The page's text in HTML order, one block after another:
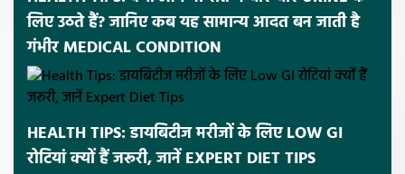
लिए उठते हैं? जानिए कब यह सामान्य आदत बन जाती है
गंभीर MEDICAL CONDITION
HEALTH TIPS: डायबिटीज मरीजों के लिए LOW GI
रोटियां क्यों हैं जरूरी, जानें EXPERT DIET TIPS